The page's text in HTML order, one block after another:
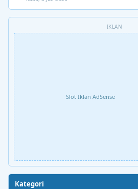
IKLAN
Slot Iklan AdSense
Kategori